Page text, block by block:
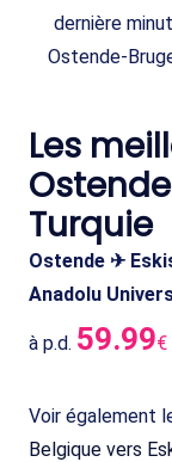
dernière
Ostende-
Les
Turquie
Ostende ✈
Anadolu
à p.d. 59.99€
Voir également
Belgique vers